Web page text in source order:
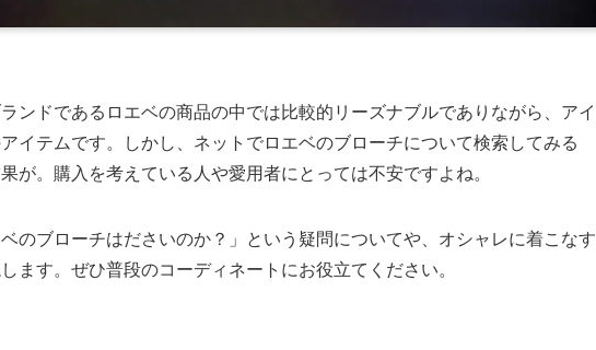
ンドであるロエベの商品の中では比較的リーズナブルでありながら、アイ
イテムです。しかし、ネットでロエベのブローチについて検索してみる
が。購入を考えている人や愛用者にとっては不安ですよね。
のブローチはださいのか？」という疑問についてや、オシャレに着こなす
ます。ぜひ普段のコーディネートにお役立てください。